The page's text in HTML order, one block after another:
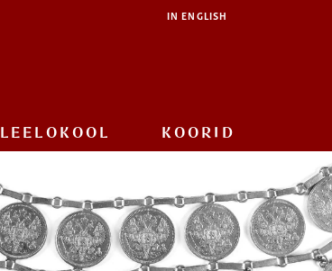
IN ENGLISH
LEELOKOOL KOORID